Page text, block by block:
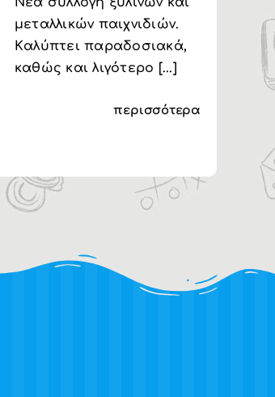
μεταλλικών παιχνιδιών.
Kαλύπτει παραδοσιακά,
καθώς και λιγότερο [...]
περισσότερα